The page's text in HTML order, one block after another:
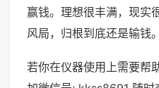
赢钱。理想很丰满，现实
风局，归根到底还是输钱。
若你在仪器使用上需要帮